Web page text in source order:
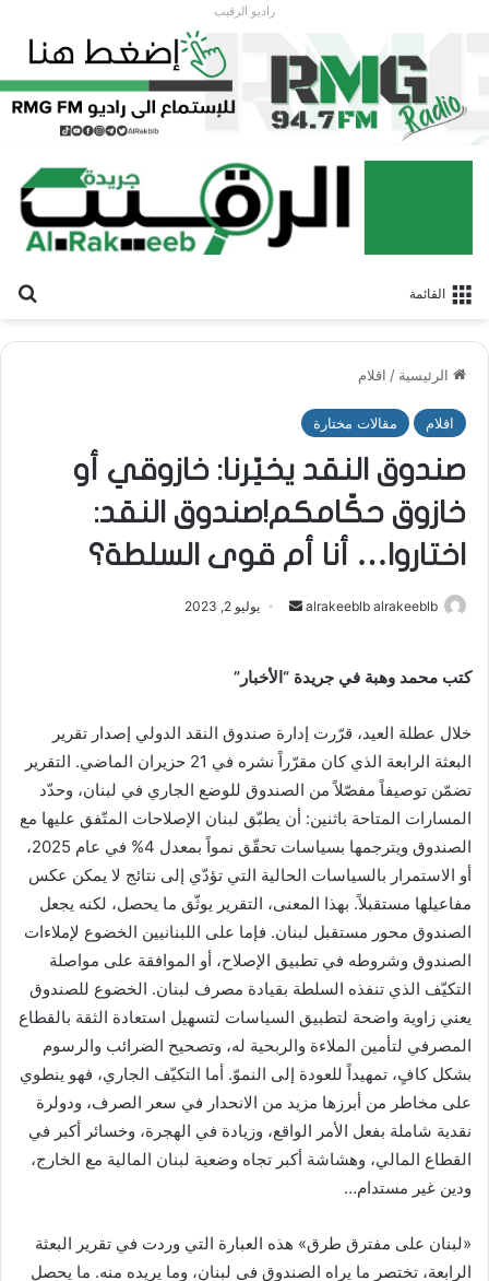
راديو الرقيب
القائمة
الرئيسية / اقلام
اقلام مقالات مختارة
صندوق النقد يخيّرنا: خازوقي أو
خازوق حكّامكم!صندوق النقد:
اختاروا… أنا أم قوى السلطة؟
alrakeeblb alrakeeblb
ل
ر
ي
د
ا
إ
ت
و
ن
ي
ا
يوليو 2, 2023
كتب محمد وهبة في جريدة “الأخبار”
خلال عطلة العيد، قرّرت إدارة صندوق النقد الدولي إصدار تقرير
البعثة الرابعة الذي كان مقرّراً نشره في 21 حزيران الماضي. التقرير
تضمّن توصيفاً مفصّلاً من الصندوق للوضع الجاري في لبنان، وحدّد
المسارات المتاحة باثنين: أن يطبّق لبنان الإصلاحات المتّفق عليها مع
الصندوق ويترجمها بسياسات تحقّق نمواً بمعدل 4% في عام 2025،
أو الاستمرار بالسياسات الحالية التي تؤدّي إلى نتائج لا يمكن عكس
مفاعيلها مستقبلاً. بهذا المعنى، التقرير يوثّق ما يحصل، لكنه يجعل
الصندوق محور مستقبل لبنان. فإما على اللبنانيين الخضوع لإملاءات
الصندوق وشروطه في تطبيق الإصلاح، أو الموافقة على مواصلة
التكيّف الذي تنفذه السلطة بقيادة مصرف لبنان. الخضوع للصندوق
يعني زاوية واضحة لتطبيق السياسات لتسهيل استعادة الثقة بالقطاع
المصرفي لتأمين الملاءة والربحية له، وتصحيح الضرائب والرسوم
بشكل كافٍ، تمهيداً للعودة إلى النموّ. أما التكيّف الجاري، فهو ينطوي
على مخاطر من أبرزها مزيد من الانحدار في سعر الصرف، ودولرة
نقدية شاملة بفعل الأمر الواقع، وزيادة في الهجرة، وخسائر أكبر في
القطاع المالي، وهشاشة أكبر تجاه وضعية لبنان المالية مع الخارج،
ودين غير مستدام…
«لبنان على مفترق طرق» هذه العبارة التي وردت في تقرير البعثة
الرابعة، تختصر ما يراه الصندوق في لبنان، وما يريده منه. ما يحصل